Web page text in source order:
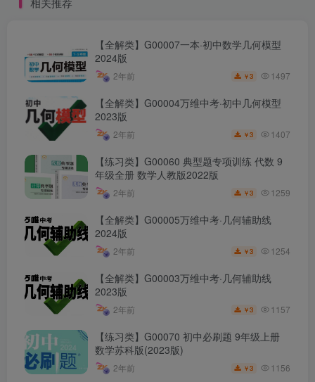
【全解类】G00007一本·初中数学几何模型
2024版
2年前 ￥3 1497
【全解类】G00004万维中考·初中几何模型
2023版
2年前 ￥3 1407
【练习类】G00060 典型题专项训练 代数 9
年级全册 数学人教版2022版
2年前 ￥3 1259
【全解类】G00005万维中考·几何辅助线
2024版
2年前 ￥3 1254
【全解类】G00003万维中考·几何辅助线
2023版
2年前 ￥3 1157
【练习类】G00070 初中必刷题 9年级上册
数学苏科版(2023版)
2年前 ￥3 1156